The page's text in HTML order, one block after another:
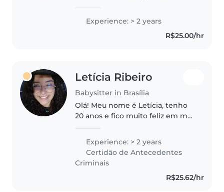
Tenho experiência prática com
Recém-Nascidos (RN), bebês de 1
ano e crianças na fase pré-
Experience: > 2 years
R$25.00/hr
Letícia Ribeiro
Babysitter in Brasília
Olá! Meu nome é Letícia, tenho
20 anos e fico muito feliz em me
Trabalho com crianças desde
muito nova e cuidar delas
sempre foi algo natural e
especial para..
Experience: > 2 years
Certidão de Antecedentes
Criminais
R$25.62/hr